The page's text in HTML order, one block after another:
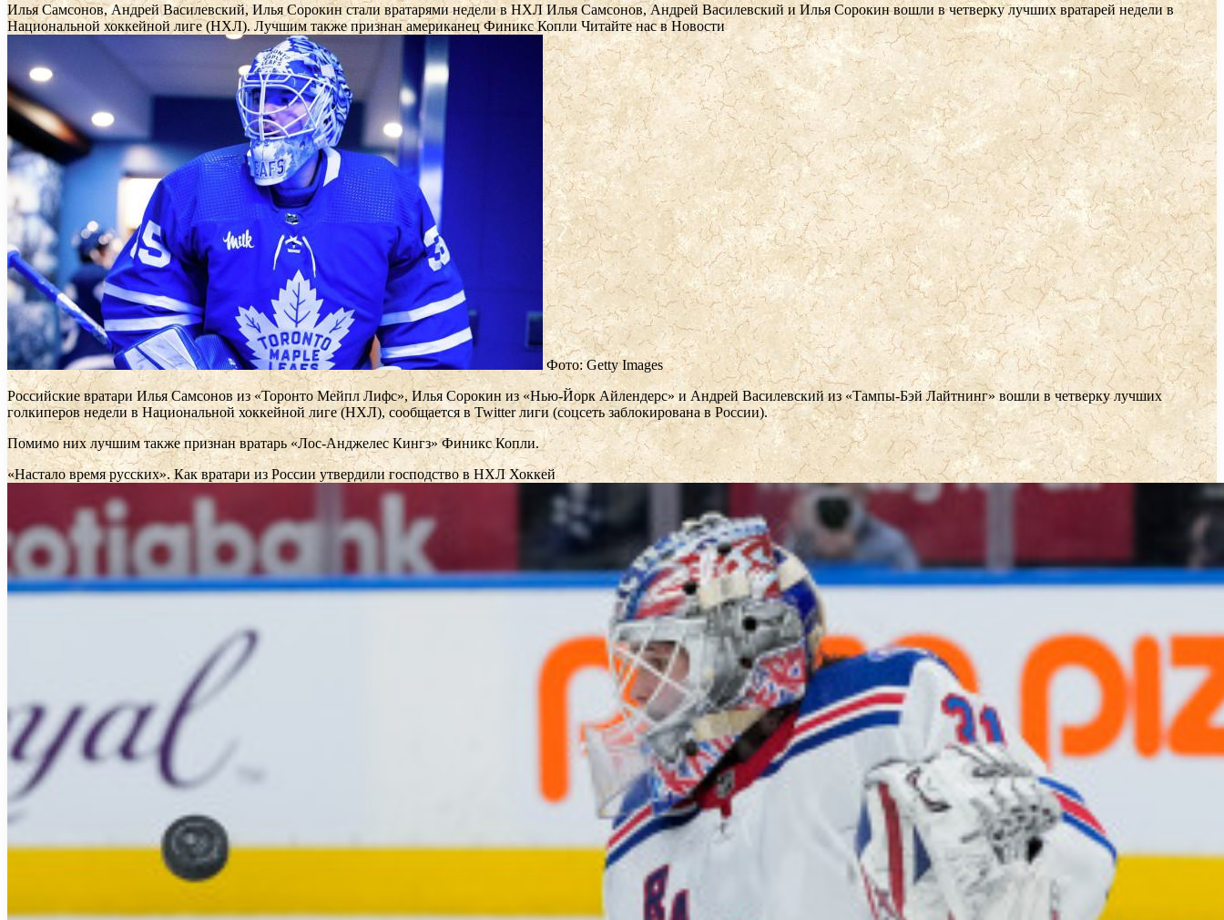
Илья Самсонов, Андрей Василевский, Илья Сорокин стали вратарями недели в НХЛИлья Самсонов, Андрей Василевский и Илья Сорокин вошли в четверку лучших вратарей недели в
Национальной хоккейной лиге (НХЛ). Лучшим также признан американец Финикс КоплиЧитайте нас в Новости
Фото: Getty Images
Российские вратари Илья Самсонов из «Торонто Мейпл Лифс», Илья Сорокин из «Нью-Йорк Айлендерс» и Андрей Василевский из «Тампы-Бэй Лайтнинг» вошли в четверку лучших
голкиперов недели в Национальной хоккейной лиге (НХЛ), сообщается в Twitter лиги (соцсеть заблокирована в России).
Помимо них лучшим также признан вратарь «Лос-Анджелес Кингз» Финикс Копли.
«Настало время русских». Как вратари из России утвердили господство в НХЛХоккей